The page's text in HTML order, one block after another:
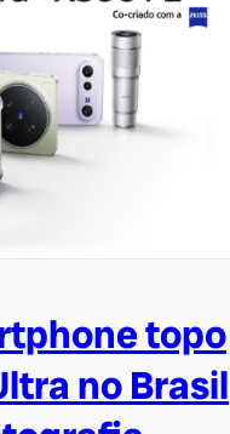
topo
no Brasil